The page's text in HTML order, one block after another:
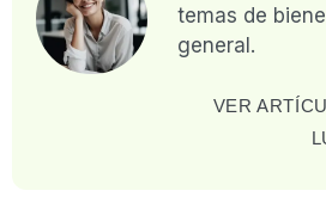
temas de
general.
VER